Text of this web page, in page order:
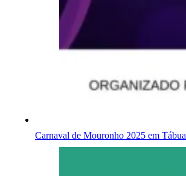
Carnaval de Mouronho 2025 em Tábua